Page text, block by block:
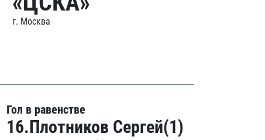
г. Москва
Гол в равенстве
16.Плотников Сергей(1)